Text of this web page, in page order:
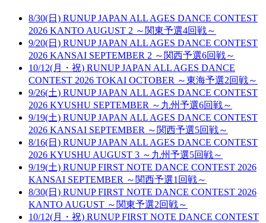
8/30(日) RUNUP JAPAN ALL AGES DANCE CONTEST
2026 KANTO AUGUST 2 ～関東予選4回戦～
9/20(日) RUNUP JAPAN ALL AGES DANCE CONTEST
2026 KANSAI SEPTEMBER 2 ～関西予選6回戦～
10/12(月・祝) RUNUP JAPAN ALL AGES DANCE
CONTEST 2026 TOKAI OCTOBER ～東海予選2回戦～
9/26(土) RUNUP JAPAN ALL AGES DANCE CONTEST
2026 KYUSHU SEPTEMBER ～九州予選6回戦～
9/19(土) RUNUP JAPAN ALL AGES DANCE CONTEST
2026 KANSAI SEPTEMBER ～関西予選5回戦～
8/16(日) RUNUP JAPAN ALL AGES DANCE CONTEST
2026 KYUSHU AUGUST 3 ～九州予選5回戦～
9/19(土) RUNUP FIRST NOTE DANCE CONTEST 2026
KANSAI SEPTEMBER ～関西予選1回戦～
8/30(日) RUNUP FIRST NOTE DANCE CONTEST 2026
KANTO AUGUST ～関東予選2回戦～
10/12(月・祝) RUNUP FIRST NOTE DANCE CONTEST